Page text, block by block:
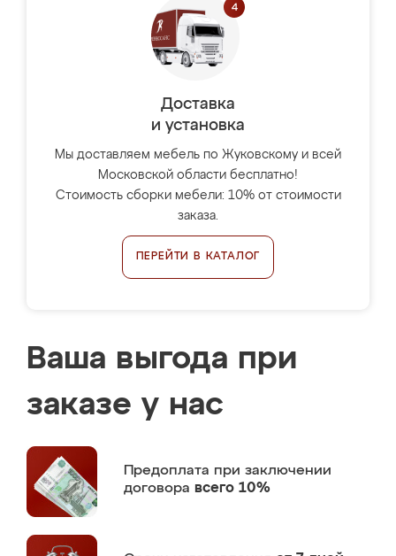
Доставка
и установка
Мы доставляем мебель по Жуковскому и всей
Московской области бесплатно!
Стоимость сборки мебели: 10% от стоимости
заказа.
ПЕРЕЙТИ В КАТАЛОГ
Ваша выгода при
заказе у нас
Предоплата при заключении
договора всего 10%